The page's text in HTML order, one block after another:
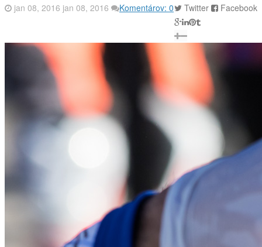
Twitter
Facebook
jan 08, 2016 jan 08, 2016 Komentárov: 0